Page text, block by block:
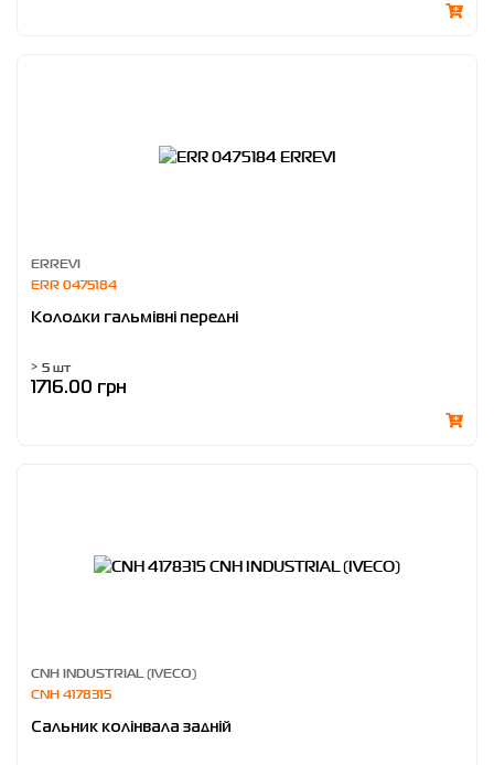
ERREVI
ERR 0475184
Колодки гальмівні передні
> 5 шт
1716.00 грн
CNH INDUSTRIAL (IVECO)
CNH 4178315
Сальник колінвала задній